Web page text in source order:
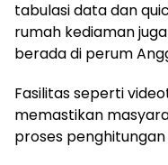
tabulasi data dan
rumah kediaman
berada di perum
Fasilitas seperti
memastikan
proses